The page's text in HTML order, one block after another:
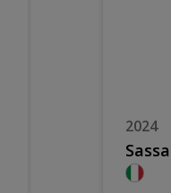
2024